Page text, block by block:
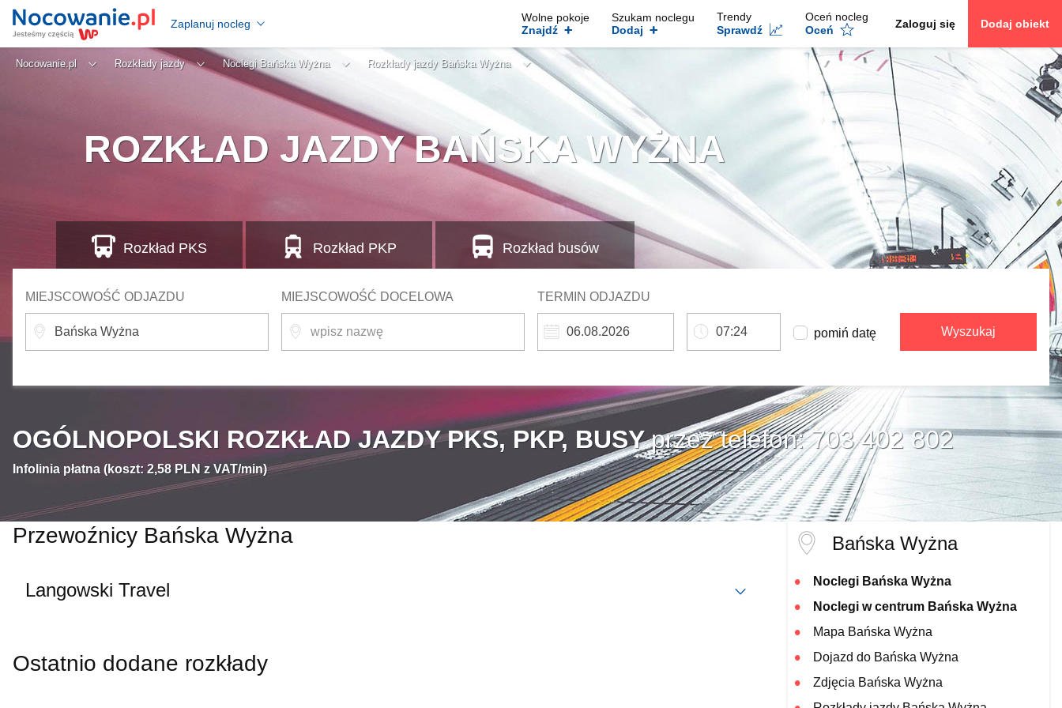
Zaplanuj nocleg
Wolne pokoje
Znajdź +
Szukam noclegu
Dodaj +
Trendy
Sprawdź
Oceń nocleg
Oceń
Zaloguj się Dodaj obiekt
Nocowanie.pl Rozkłady jazdy Noclegi Bańska Wyżna Rozkłady jazdy Bańska Wyżna
ROZKŁAD JAZDY BAŃSKA WYŻNA
MIEJSCOWOŚĆ ODJAZDU MIEJSCOWOŚĆ DOCELOWA TERMIN ODJAZDU
pomiń datę Wyszukaj
Rozkład PKS Rozkład PKP Rozkład busów
OGÓLNOPOLSKI ROZKŁAD JAZDY PKS, PKP, BUSY przez telefon: 703 402 802
Infolinia płatna (koszt: 2,58 PLN z VAT/min)
Przewoźnicy Bańska Wyżna
Langowski Travel
Ostatnio dodane rozkłady
Bańska Wyżna
Noclegi Bańska Wyżna
Noclegi w centrum Bańska Wyżna
Mapa Bańska Wyżna
Dojazd do Bańska Wyżna
Zdjęcia Bańska Wyżna